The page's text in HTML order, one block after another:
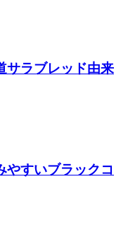
サラブレッド由来
やすいブラックコ